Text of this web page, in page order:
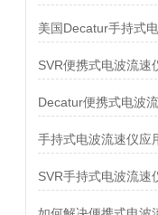
SVR便携式电波流速